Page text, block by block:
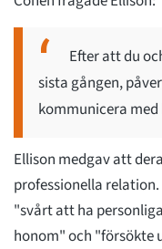
Efter att du
sista gången,
kommunicera med
Ellison medgav att
professionella
"svårt att ha
honom" och "försökte